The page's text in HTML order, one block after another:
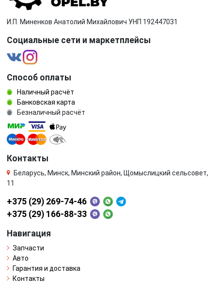
И.П. Миненков Анатолий Михайлович УНП 192447031
Социальные сети и маркетплейсы
Способ оплаты
Наличный расчёт
Банковская карта
Безналичный расчёт
Контакты
Беларусь, Минск, Минский район, Щомыслицкий сельсовет,
11
+375 (29) 269-74-46
+375 (29) 166-88-33
Навигация
Запчасти
Авто
Гарантия и доставка
Контакты